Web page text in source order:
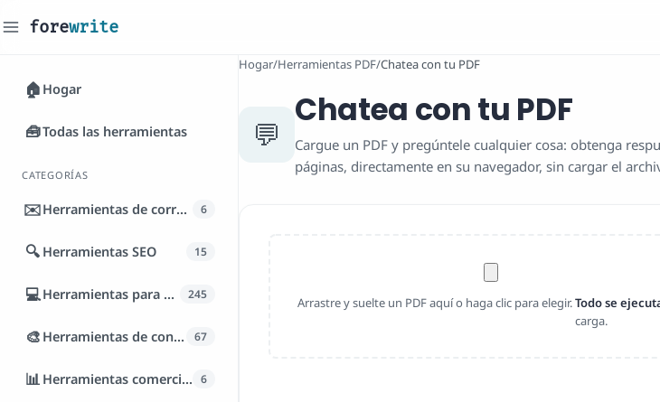
forewrite
🏠 Hogar
🧰Todas las herramientas
CATEGORÍAS
✉️ Herramientas de correo electrónico 6
🔍 Herramientas SEO 15
💻 Herramientas para desarrolladores 245
🎨 Herramientas de contenido 67
📊 Herramientas comerciales 6
Hogar/Herramientas PDF/Chatea con tu PDF
💬
Chatea con tu PDF
Cargue un PDF y pregúntele cualquier cosa: obtenga
páginas, directamente en su navegador, sin cargar el
Arrastre y suelte un PDF aquí o haga clic para elegir.Todo se
carga.